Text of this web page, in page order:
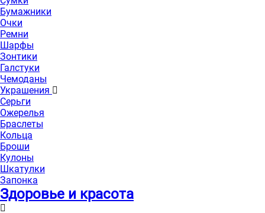
Бумажники
Очки
Ремни
Шарфы
Зонтики
Галстуки
Чемоданы
Украшения
Серьги
Ожерелья
Браслеты
Кольца
Броши
Кулоны
Шкатулки
Запонка
Здоровье и красота